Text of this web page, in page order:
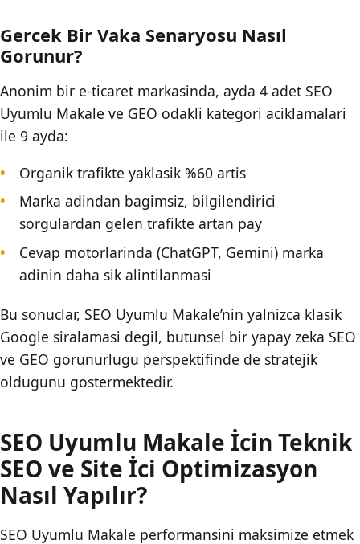
Gercek Bir Vaka Senaryosu Nasıl
Gorunur?
Anonim bir e-ticaret markasinda, ayda 4 adet SEO
Uyumlu Makale ve GEO odakli kategori aciklamalari
ile 9 ayda:
Organik trafikte yaklasik %60 artis
Marka adindan bagimsiz, bilgilendirici
sorgulardan gelen trafikte artan pay
Cevap motorlarinda (ChatGPT, Gemini) marka
adinin daha sik alintilanmasi
Bu sonuclar, SEO Uyumlu Makale’nin yalnizca klasik
Google siralamasi degil, butunsel bir yapay zeka SEO
ve GEO gorunurlugu perspektifinde de stratejik
oldugunu gostermektedir.
SEO Uyumlu Makale İcin Teknik
SEO ve Site İci Optimizasyon
Nasıl Yapılır?
SEO Uyumlu Makale performansini maksimize etmek